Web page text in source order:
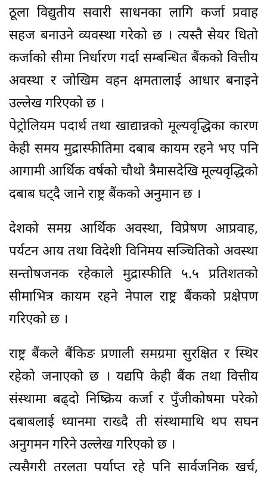
ठूला विद्युतीय सवारी साधनका लागि कर्जा प्रवाह
सहज बनाउने व्यवस्था गरेको छ । त्यस्तै सेयर धितो
कर्जाको सीमा निर्धारण गर्दा सम्बन्धित बैंकको वित्तीय
अवस्था र जोखिम वहन क्षमतालाई आधार बनाइने
उल्लेख गरिएको छ ।
पेट्रोलियम पदार्थ तथा खाद्यान्नको मूल्यवृद्धिका कारण
केही समय मुद्रास्फीतिमा दबाब कायम रहने भए पनि
आगामी आर्थिक वर्षको चौथो त्रैमासदेखि मूल्यवृद्धिको
दबाब घट्दै जाने राष्ट्र बैंकको अनुमान छ ।
देशको समग्र आर्थिक अवस्था, विप्रेषण आप्रवाह,
पर्यटन आय तथा विदेशी विनिमय सञ्चितिको अवस्था
सन्तोषजनक रहेकाले मुद्रास्फीति ५.५ प्रतिशतको
सीमाभित्र कायम रहने नेपाल राष्ट्र बैंकको प्रक्षेपण
गरिएको छ ।
राष्ट्र बैंकले बैंकिङ प्रणाली समग्रमा सुरक्षित र स्थिर
रहेको जनाएको छ । यद्यपि केही बैंक तथा वित्तीय
संस्थामा बढ्दो निष्क्रिय कर्जा र पुँजीकोषमा परेको
दबाबलाई ध्यानमा राख्दै ती संस्थामाथि थप सघन
अनुगमन गरिने उल्लेख गरिएको छ ।
त्यसैगरी तरलता पर्याप्त रहे पनि सार्वजनिक खर्च,